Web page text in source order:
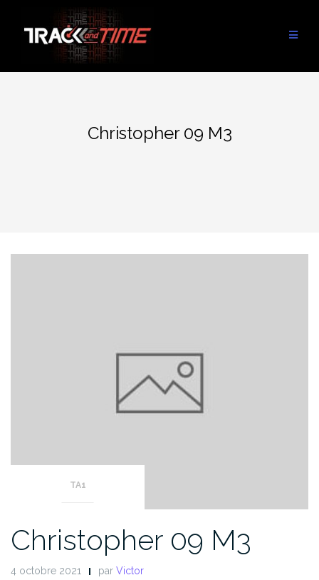
contenu
Christopher 09 M3
TA1
Christopher 09 M3
4 octobre 2021 par Victor